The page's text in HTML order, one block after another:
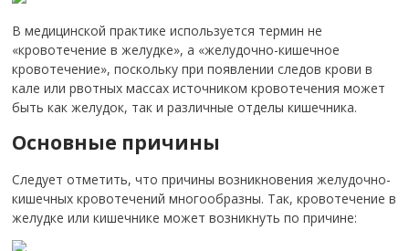
В медицинской практике используется термин не
«кровотечение в желудке», а «желудочно-кишечное
кровотечение», поскольку при появлении следов крови в
кале или рвотных массах источником кровотечения может
быть как желудок, так и различные отделы кишечника.
Основные причины
Следует отметить, что причины возникновения желудочно-
кишечных кровотечений многообразны. Так, кровотечение в
желудке или кишечнике может возникнуть по причине: